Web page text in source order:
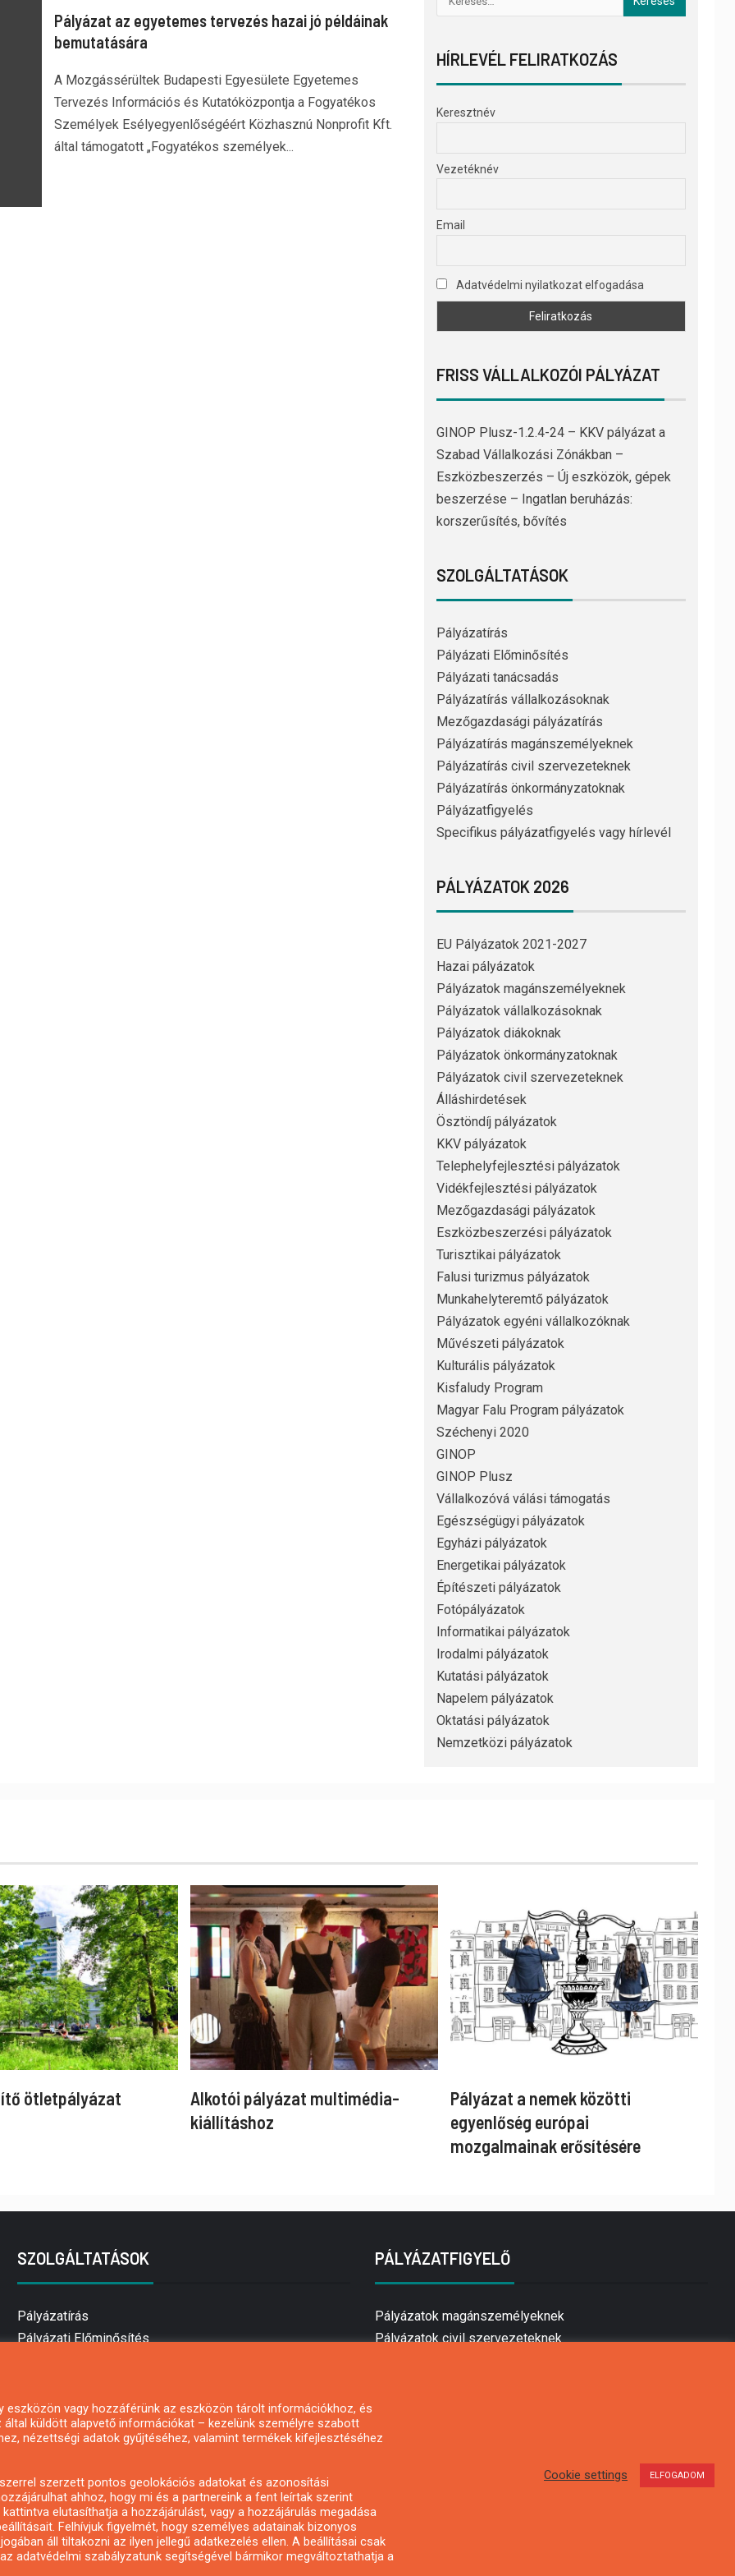
Pályázat az egyetemes tervezés hazai jó példáinak
bemutatására
A Mozgássérültek Budapesti Egyesülete Egyetemes
Tervezés Információs és Kutatóközpontja a Fogyatékos
Személyek Esélyegyenlőségéért Közhasznú Nonprofit Kft.
által támogatott „Fogyatékos személyek...
HÍRLEVÉL FELIRATKOZÁS
Keresztnév
Vezetéknév
Email
Adatvédelmi nyilatkozat elfogadása
FRISS VÁLLALKOZÓI PÁLYÁZAT
GINOP Plusz-1.2.4-24 – KKV pályázat a
Szabad Vállalkozási Zónákban –
Eszközbeszerzés – Új eszközök, gépek
beszerzése – Ingatlan beruházás:
korszerűsítés, bővítés
SZOLGÁLTATÁSOK
Pályázatírás
Pályázati Előminősítés
Pályázati tanácsadás
Pályázatírás vállalkozásoknak
Mezőgazdasági pályázatírás
Pályázatírás magánszemélyeknek
Pályázatírás civil szervezeteknek
Pályázatírás önkormányzatoknak
Pályázatfigyelés
Specifikus pályázatfigyelés vagy hírlevél
PÁLYÁZATOK 2026
EU Pályázatok 2021-2027
Hazai pályázatok
Pályázatok magánszemélyeknek
Pályázatok vállalkozásoknak
Pályázatok diákoknak
Pályázatok önkormányzatoknak
Pályázatok civil szervezeteknek
Álláshirdetések
Ösztöndíj pályázatok
KKV pályázatok
Telephelyfejlesztési pályázatok
Vidékfejlesztési pályázatok
Mezőgazdasági pályázatok
Eszközbeszerzési pályázatok
Turisztikai pályázatok
Falusi turizmus pályázatok
Munkahelyteremtő pályázatok
Pályázatok egyéni vállalkozóknak
Művészeti pályázatok
Kulturális pályázatok
Kisfaludy Program
Magyar Falu Program pályázatok
Széchenyi 2020
GINOP
GINOP Plusz
Vállalkozóvá válási támogatás
Egészségügyi pályázatok
Egyházi pályázatok
Energetikai pályázatok
Építészeti pályázatok
Fotópályázatok
Informatikai pályázatok
Irodalmi pályázatok
Kutatási pályázatok
Napelem pályázatok
Oktatási pályázatok
Nemzetközi pályázatok
ötletpályázat
Alkotói pályázat multimédia-
kiállításhoz
Pályázat a nemek közötti
egyenlőség európai
mozgalmainak erősítésére
SZOLGÁLTATÁSOK
Pályázatírás
Pályázati Előminősítés
Mezőgazdasági pályázatírás
Pályázatírás magánszemélyeknek
Pályázatírás civil szervezeteknek
Pályázatfigyelés
Specifikus pályázatfigyelés vagy hírlevél
PÁLYÁZATFIGYELŐ
Pályázatok magánszemélyeknek
Pályázatok civil szervezeteknek
vagy hozzáférünk az eszközön tárolt információkhoz, és
küldött alapvető információkat – kezelünk személyre szabott
nézettségi adatok gyűjtéséhez, valamint termékek kifejlesztéséhez
szerzett pontos geolokációs adatokat és azonosítási
ahhoz, hogy mi és a partnereink a fent leírtak szerint
elutasíthatja a hozzájárulást, vagy a hozzájárulás megadása
Felhívjuk figyelmét, hogy személyes adatainak bizonyos
áll tiltakozni az ilyen jellegű adatkezelés ellen. A beállításai csak
adatvédelmi szabályzatunk segítségével bármikor megváltoztathatja a
Cookie settings ELFOGADOM